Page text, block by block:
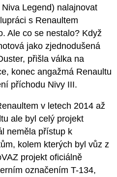
Legend) nalajnovat
s Renaultem
Ale co se nestalo? Když
jako zjednodušená
přišla válka na
konec angažmá Renaultu
příchodu Nivy III.
v letech 2014 až
ale byl celý projekt
neměla přístup k
kolem kterých byl vůz z
projekt oficiálně
označením T-134,